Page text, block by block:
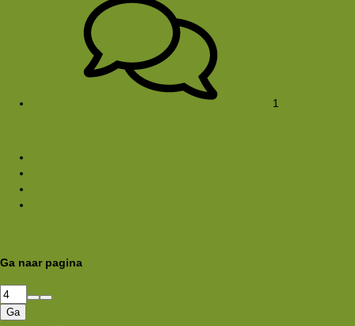
1
Ga naar pagina
Ga